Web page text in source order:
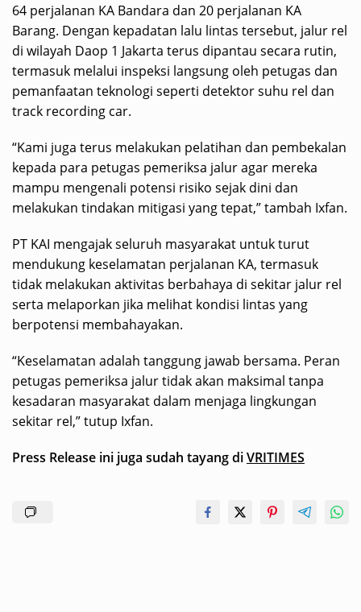
64 perjalanan KA Bandara dan 20 perjalanan KA
Barang. Dengan kepadatan lalu lintas tersebut, jalur rel
di wilayah Daop 1 Jakarta terus dipantau secara rutin,
termasuk melalui inspeksi langsung oleh petugas dan
pemanfaatan teknologi seperti detektor suhu rel dan
track recording car.
“Kami juga terus melakukan pelatihan dan pembekalan
kepada para petugas pemeriksa jalur agar mereka
mampu mengenali potensi risiko sejak dini dan
melakukan tindakan mitigasi yang tepat,” tambah Ixfan.
PT KAI mengajak seluruh masyarakat untuk turut
mendukung keselamatan perjalanan KA, termasuk
tidak melakukan aktivitas berbahaya di sekitar jalur rel
serta melaporkan jika melihat kondisi lintas yang
berpotensi membahayakan.
“Keselamatan adalah tanggung jawab bersama. Peran
petugas pemeriksa jalur tidak akan maksimal tanpa
kesadaran masyarakat dalam menjaga lingkungan
sekitar rel,” tutup Ixfan.
Press Release ini juga sudah tayang diVRITIMES